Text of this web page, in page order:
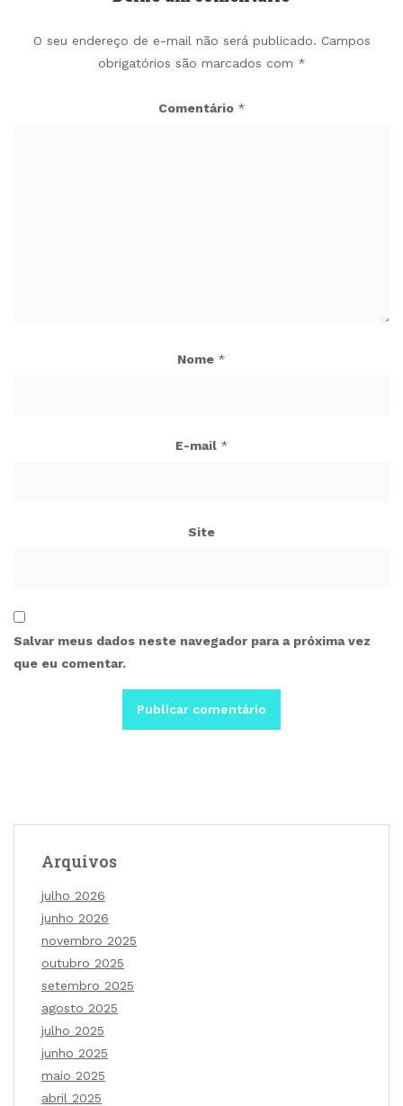
O seu endereço de e-mail não será publicado. Campos
obrigatórios são marcados com *
Comentário *
Nome *
E-mail *
Site
Salvar meus dados neste navegador para a próxima vez
que eu comentar.
Arquivos
julho 2026
junho 2026
novembro 2025
outubro 2025
setembro 2025
agosto 2025
julho 2025
junho 2025
maio 2025
abril 2025